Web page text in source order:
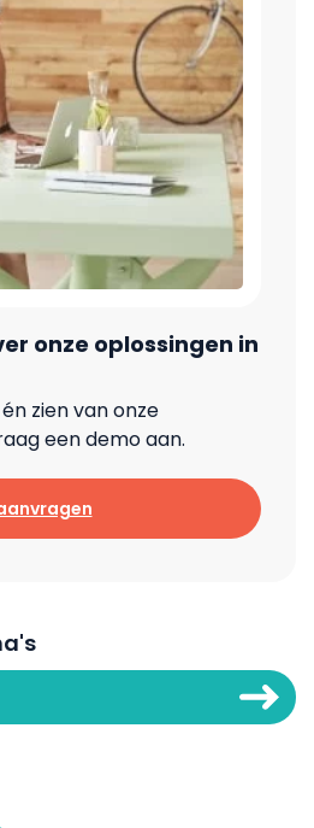
onze oplossingen in
zien van onze
een demo aan.